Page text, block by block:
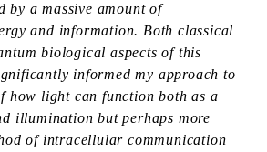
by a massive amount of
and information. Both classical
biological aspects of this
informed my approach to
how light can function both as a
illumination but perhaps more
of intracellular communication